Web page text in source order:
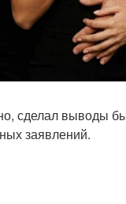
сделал выводы
заявлений.